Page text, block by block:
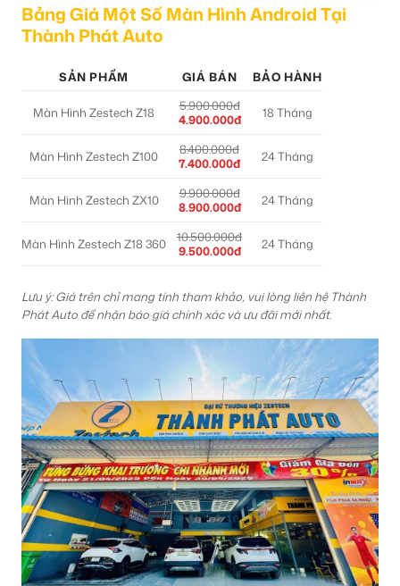
Bảng Giá Một Số Màn Hình Android Tại
Thành Phát Auto
SẢN PHẨM GIÁ BÁN BẢO HÀNH
Màn Hình Zestech Z18
5.900.000đ
4.900.000đ
18 Tháng
Màn Hình Zestech Z100
8.400.000đ
7.400.000đ
24 Tháng
Màn Hình Zestech ZX10
9.900.000đ
8.900.000đ
24 Tháng
Màn Hình Zestech Z18 360
10.500.000đ
9.500.000đ
24 Tháng
Lưu ý: Giá trên chỉ mang tính tham khảo, vui lòng liên hệ Thành
Phát Auto để nhận báo giá chính xác và ưu đãi mới nhất.